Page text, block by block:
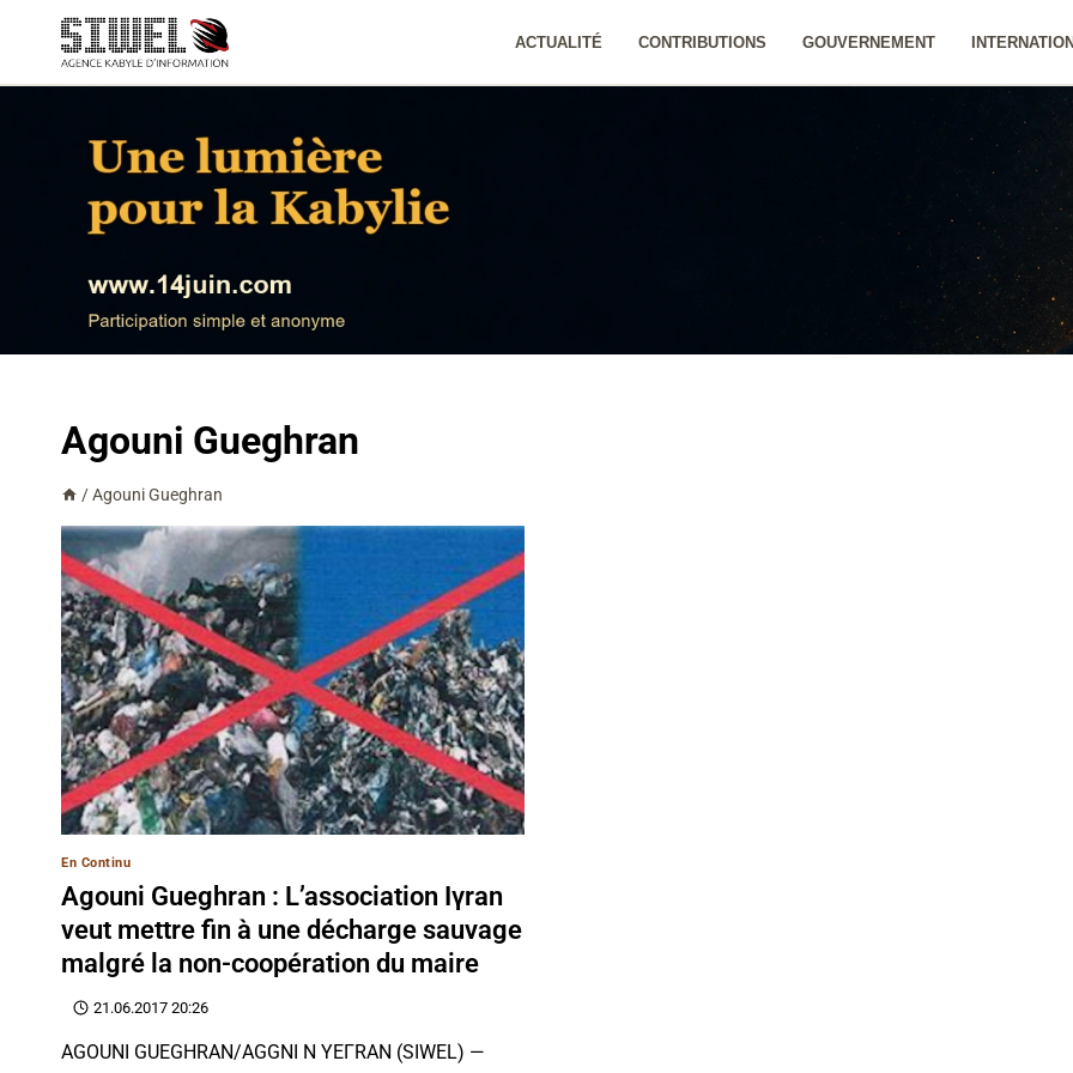
contenu
ACTUALITÉ CONTRIBUTIONS GOUVERNEMENT
Agouni Gueghran
/ Agouni Gueghran
En Continu
Agouni Gueghran : L’association Iγran
veut mettre fin à une décharge sauvage
malgré la non-coopération du maire
21.06.2017 20:26
AGOUNI GUEGHRAN/AGGNI N YEΓRAN (SIWEL) —